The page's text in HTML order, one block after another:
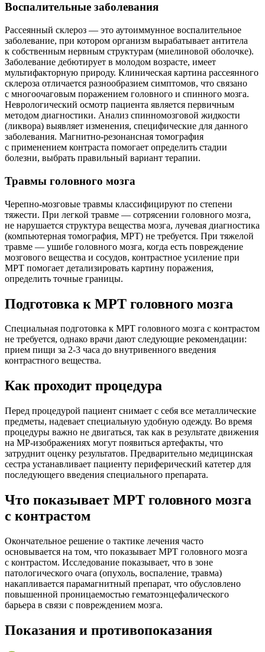
Воспалительные заболевания
Рассеянный склероз — это аутоиммунное воспалительное
заболевание, при котором организм вырабатывает антитела
к собственным нервным структурам (миелиновой оболочке).
Заболевание дебютирует в молодом возрасте, имеет
мультифакторную природу. Клиническая картина рассеянного
склероза отличается разнообразием симптомов, что связано
с многоочаговым поражением головного и спинного мозга.
Неврологический осмотр пациента является первичным
методом диагностики. Анализ спинномозговой жидкости
(ликвора) выявляет изменения, специфические для данного
заболевания. Магнитно-резонансная томография
с применением контраста помогает определить стадии
болезни, выбрать правильный вариант терапии.
Травмы головного мозга
Черепно-мозговые травмы классифицируют по степени
тяжести. При легкой травме — сотрясении головного мозга,
не нарушается структура вещества мозга, лучевая диагностика
(компьютерная томография, МРТ) не требуется. При тяжелой
травме — ушибе головного мозга, когда есть повреждение
мозгового вещества и сосудов, контрастное усиление при
МРТ помогает детализировать картину поражения,
определить точные границы.
Подготовка к МРТ головного мозга
Специальная подготовка к МРТ головного мозга с контрастом
не требуется, однако врачи дают следующие рекомендации:
прием пищи за 2-3 часа до внутривенного введения
контрастного вещества.
Как проходит процедура
Перед процедурой пациент снимает с себя все металлические
предметы, надевает специальную удобную одежду. Во время
процедуры важно не двигаться, так как в результате движения
на МР-изображениях могут появиться артефакты, что
затруднит оценку результатов. Предварительно медицинская
сестра устанавливает пациенту периферический катетер для
последующего введения специального препарата.
Что показывает МРТ головного мозга
с контрастом
Окончательное решение о тактике лечения часто
основывается на том, что показывает МРТ головного мозга
с контрастом. Исследование показывает, что в зоне
патологического очага (опухоль, воспаление, травма)
накапливается парамагнитный препарат, что обусловлено
повышенной проницаемостью гематоэнцефалического
барьера в связи с повреждением мозга.
Показания и противопоказания